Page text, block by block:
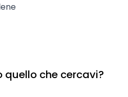
quello che cercavi?